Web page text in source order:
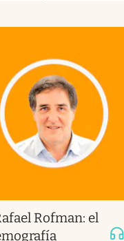
Rofman: el